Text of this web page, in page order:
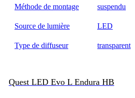
Méthode de montage suspendu
Source de lumière LED
Type de diffuseur transparent
Quest LED Evo L Endura HB